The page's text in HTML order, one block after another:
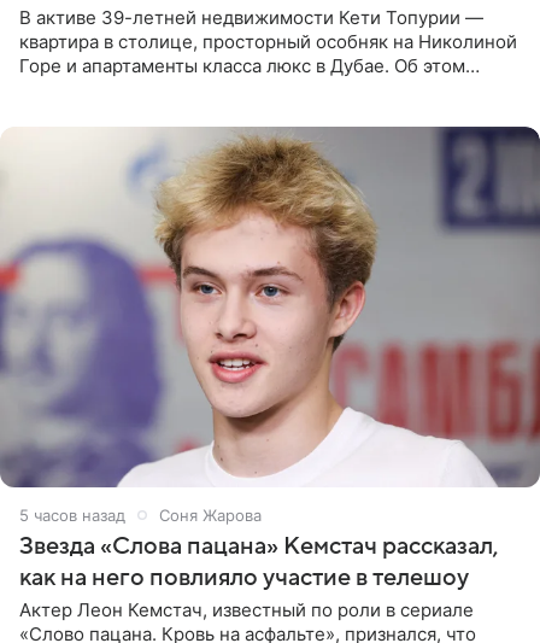
В активе 39-летней недвижимости Кети Топурии —
квартира в столице, просторный особняк на Николиной
Горе и апартаменты класса люкс в Дубае. Об этом
5 часов назад Соня Жарова
Звезда «Слова пацана» Кемстач рассказал,
как на него повлияло участие в телешоу
Актер Леон Кемстач, известный по роли в сериале
«Слово пацана. Кровь на асфальте», признался, что